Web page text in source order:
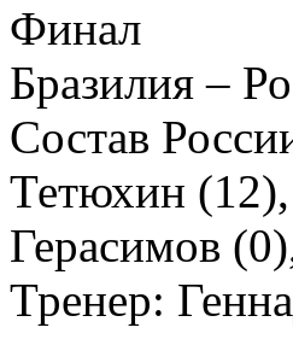
Финал
Бразилия –
Состав
Тетюхин
Герасимов
Тренер: